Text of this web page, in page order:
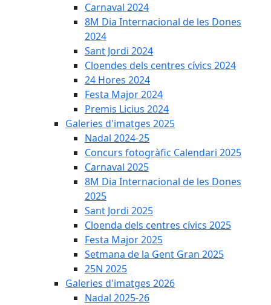
Carnaval 2024
8M Dia Internacional de les Dones
2024
Sant Jordi 2024
Cloendes dels centres cívics 2024
24 Hores 2024
Festa Major 2024
Premis Licius 2024
Galeries d'imatges 2025
Nadal 2024-25
Concurs fotogràfic Calendari 2025
Carnaval 2025
8M Dia Internacional de les Dones
2025
Sant Jordi 2025
Cloenda dels centres cívics 2025
Festa Major 2025
Setmana de la Gent Gran 2025
25N 2025
Galeries d'imatges 2026
Nadal 2025-26